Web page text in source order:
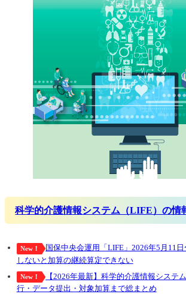
科学的介護情報システム（LIFE）の情
New！
国保中央会運用「LIFE」2026年5月11
しないと加算の継続算定できない
New！
【2026年最新】科学的介護情報システ
行・データ提出・対象加算まで総まとめ